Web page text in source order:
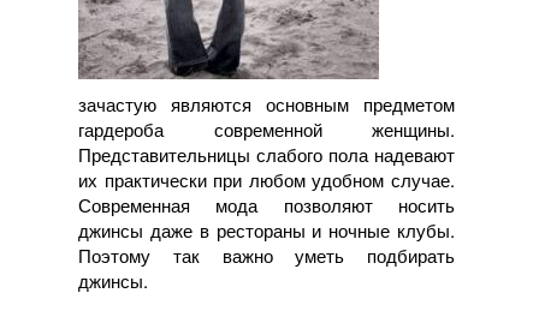
зачастую являются основным предметом
гардероба современной женщины.
Представительницы слабого пола надевают
их практически при любом удобном случае.
Современная мода позволяют носить
джинсы даже в рестораны и ночные клубы.
Поэтому так важно уметь подбирать
джинсы.